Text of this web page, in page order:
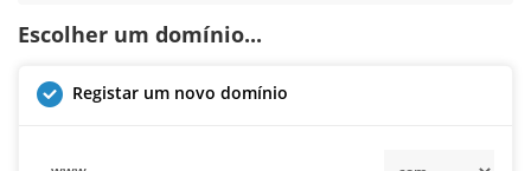
Escolher um domínio...
Registar um novo domínio